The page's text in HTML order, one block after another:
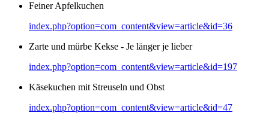
Feiner Apfelkuchen
index.php?option=com_content&view=article&id=36
Zarte und mürbe Kekse - Je länger je lieber
index.php?option=com_content&view=article&id=197
Käsekuchen mit Streuseln und Obst
index.php?option=com_content&view=article&id=47